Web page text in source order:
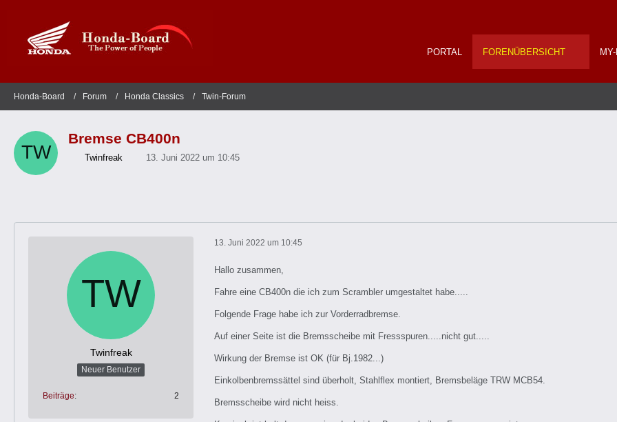
PORTAL FORENÜBERSICHT
Honda-Board Forum Honda Classics Twin-Forum
Bremse CB400n
Twinfreak 13. Juni 2022 um 10:45
Twinfreak
Neuer Benutzer
Beiträge 2
13. Juni 2022 um 10:45
Hallo zusammen,
Fahre eine CB400n die ich zum Scrambler umgestaltet habe.....
Folgende Frage habe ich zur Vorderradbremse.
Auf einer Seite ist die Bremsscheibe mit Fressspuren.....nicht gut.....
Wirkung der Bremse ist OK (für Bj.1982...)
Einkolbenbremssättel sind überholt, Stahlflex montiert, Bremsbeläge TRW MCB54.
Bremsscheibe wird nicht heiss.